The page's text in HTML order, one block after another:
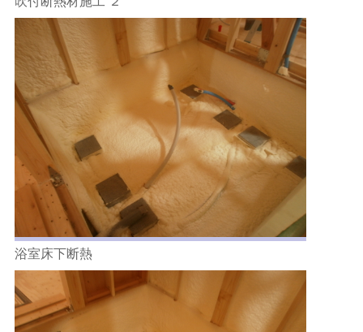
浴室床下断熱